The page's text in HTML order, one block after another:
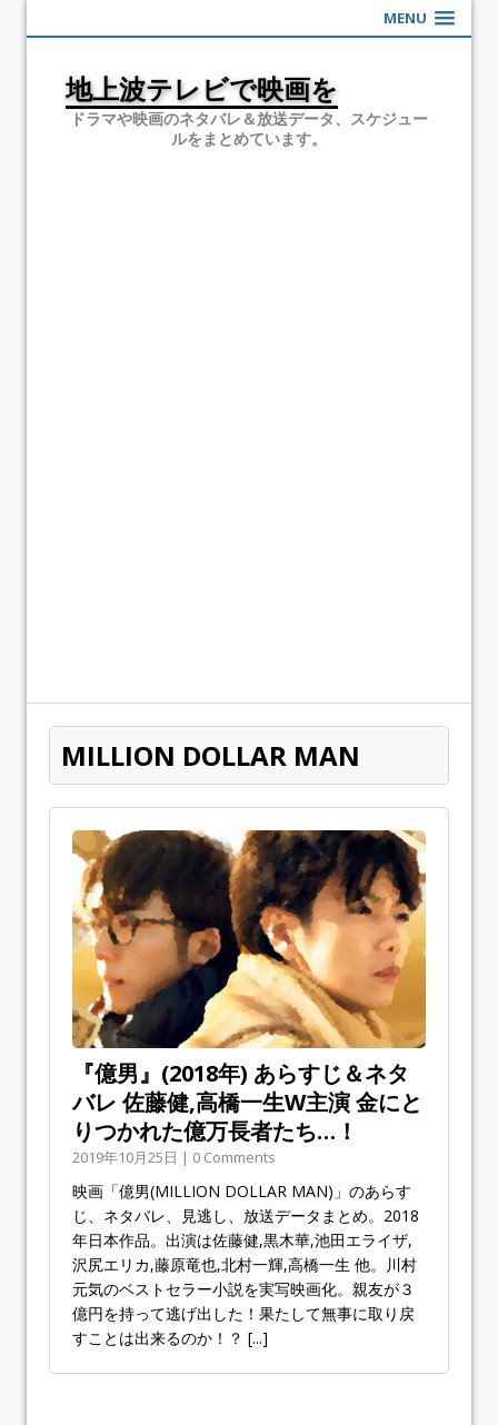
MENU
地上波テレビで映画を
ドラマや映画のネタバレ＆放送データ、スケジュー
ルをまとめています。
MILLION DOLLAR MAN
『億男』(2018年) あらすじ＆ネタ
バレ 佐藤健,高橋一生W主演 金にと
りつかれた億万長者たち…！
2019年10月25日 | 0 Comments
映画「億男(MILLION DOLLAR MAN)」のあらす
じ、ネタバレ、見逃し、放送データまとめ。2018
年日本作品。出演は佐藤健,黒木華,池田エライザ,
沢尻エリカ,藤原竜也,北村一輝,高橋一生 他。川村
元気のベストセラー小説を実写映画化。親友が３
億円を持って逃げ出した！果たして無事に取り戻
すことは出来るのか！？ [...]